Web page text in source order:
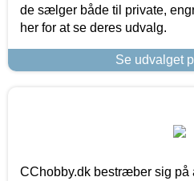
de sælger både til private,
her for at se deres udvalg.
Se udvalget
CChobby.dk bestræber sig